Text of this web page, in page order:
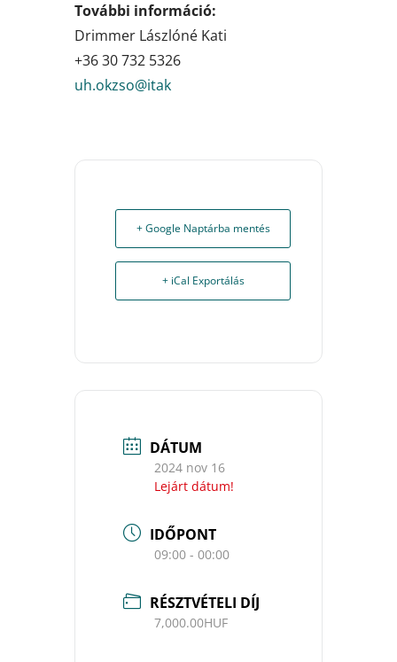
További információ:
Drimmer Lászlóné Kati
+36 30 732 5326
uh.okzso@itak
+ Google Naptárba mentés
+ iCal Exportálás
DÁTUM
2024 nov 16
Lejárt dátum!
IDŐPONT
09:00 - 00:00
RÉSZTVÉTELI DÍJ
7,000.00HUF